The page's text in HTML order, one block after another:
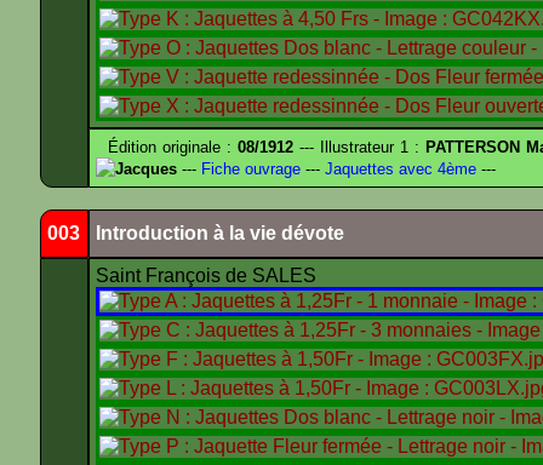
Édition originale :08/1912 --- Illustrateur 1 : PATTERSON
Jacques --- Fiche ouvrage --- Jaquettes avec 4ème ---
003 Introduction à la vie dévote
Saint François de SALES